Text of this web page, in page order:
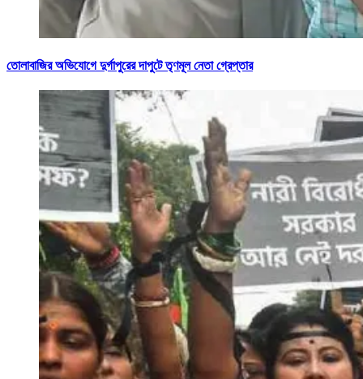
তোলাবাজির অভিযোগে দুর্গাপুরের দাপুটে তৃণমূল নেতা গ্রেপ্তার